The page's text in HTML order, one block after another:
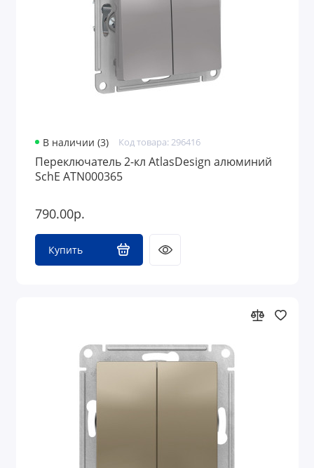
В наличии (3) Код товара: 296416
Переключатель 2-кл AtlasDesign алюминий
SchE ATN000365
790.00р.
Купить